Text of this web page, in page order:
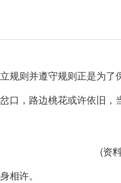
规则并遵守规则正是为了
口，路边桃花或许依旧，
(资
相许。